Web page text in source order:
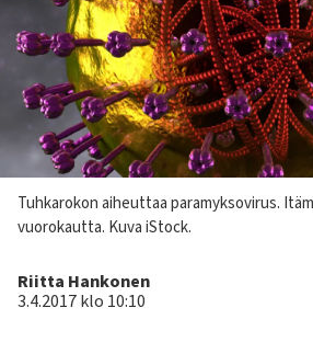
Kuvateksti
Tuhkarokon aiheuttaa paramyksovirus.
vuorokautta. Kuva iStock.
Kirjoittaja
Riitta Hankonen
3.4.2017 klo 10:10